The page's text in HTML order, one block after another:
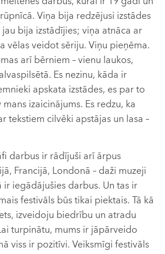
Viņa bija redzējusi izstādes
bija izstādījies; viņa atnāca ar
vēlas veidot sēriju. Viņu pieņēma.
arī bērniem – vienu laukos,
Es nezinu, kāda ir
apskata izstādes, es par to
izaicinājums. Es redzu, ka
tekstiem cilvēki apstājas un lasa –
darbus ir rādījuši arī ārpus
Francijā, Londonā – daži muzeji
iegādājušies darbus. Un tas ir
festivāls būs tikai piektais. Tā kā
izveidoju biedrību un atradu
turpinātu, mums ir jāpārveido
viss ir pozitīvi. Veiksmīgi festivāls